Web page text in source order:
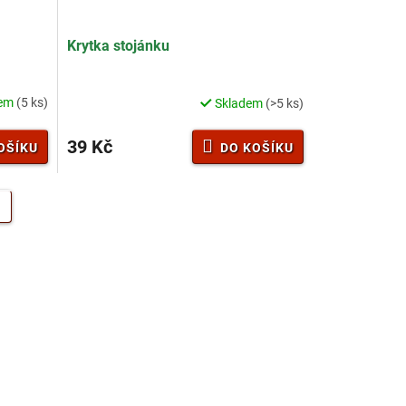
(5 ks)
Krytka stojánku
Skladem (>5 ks)
39 Kč DO KOŠÍKU